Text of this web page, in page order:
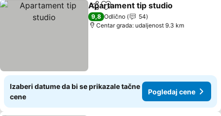
Deli Dodati u favorite
Apartament tip studio
9,8 Odlično
54
Centar grada: udaljenost 9.3 km
Izaberi datume da bi se prikazale tačne
cene
Pogledaj cene